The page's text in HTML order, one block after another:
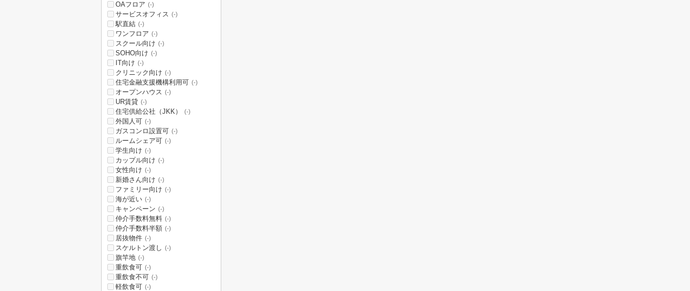
OAフロア (-)
サービスオフィス (-)
駅直結 (-)
ワンフロア (-)
スクール向け (-)
SOHO向け (-)
IT向け (-)
クリニック向け (-)
住宅金融支援機構利用可 (-)
オープンハウス (-)
UR賃貸 (-)
住宅供給公社（JKK） (-)
外国人可 (-)
ガスコンロ設置可 (-)
ルームシェア可 (-)
学生向け (-)
カップル向け (-)
女性向け (-)
新婚さん向け (-)
ファミリー向け (-)
海が近い (-)
キャンペーン (-)
仲介手数料無料 (-)
仲介手数料半額 (-)
居抜物件 (-)
スケルトン渡し (-)
旗竿地 (-)
重飲食可 (-)
重飲食不可 (-)
軽飲食可 (-)